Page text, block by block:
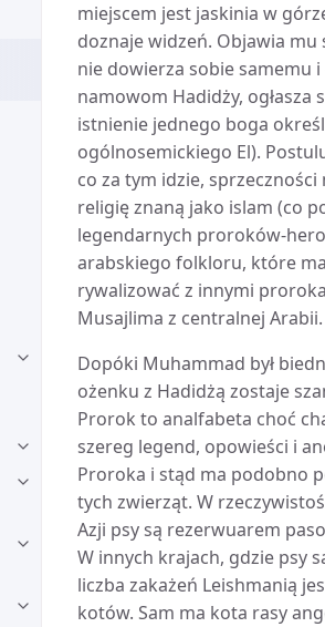
miejscem jest jaskinia w
doznaje widzeń. Objawia mu
nie dowierza sobie samemu
namowom Hadidży, ogłasza
istnienie jednego boga
ogólnosemickiego El).
co za tym idzie,
religię znaną jako islam (co
legendarnych proroków-
arabskiego folkloru, które
rywalizować z innymi
Musajlima z centralnej Arabii.
Dopóki Muhammad był
ożenku z Hadidżą zostaje
Prorok to analfabeta choć
szereg legend, opowieści i
Proroka i stąd ma podobno
tych zwierząt. W
Azji psy są rezerwuarem
W innych krajach, gdzie psy
liczba zakażeń Leishmanią
kotów. Sam ma kota rasy